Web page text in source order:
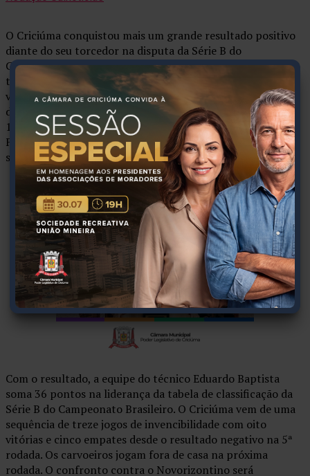
O Criciúma conquistou mais um grande resultado positivo
diante do seu torcedor na disputa da Série B do
Campeonato Brasileiro. O Tigre recebeu o Vila Nova na
tarde deste sábado (18/07) no estádio Heriberto Hülse e
venceu o adversário goiano pelo placar de 2 a 0. Com mais
de 11 mil carvoeiros no Majestoso, os gols do confronto da
18ª rodada da competição nacional foram marcados por
Fellipe Mateus, no primeiro tempo, e Marcelo Hermes, na
segunda etapa.
Com o resultado, a equipe do técnico Eduardo Baptista
soma 36 pontos na liderança da tabela de classificação da
Série B do Campeonato Brasileiro. O Criciúma vem de uma
sequência de treze jogos de invencibilidade com oito
vitórias e cinco empates desde o resultado negativo na 5ª
rodada. Os carvoeiros jogam fora de casa na próxima
rodada. O confronto contra o Novorizontino será